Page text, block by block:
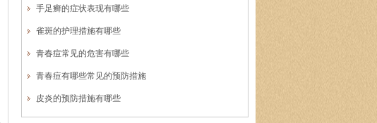
手足癣的症状表现有哪些
雀斑的护理措施有哪些
青春痘常见的危害有哪些
青春痘有哪些常见的预防措施
皮炎的预防措施有哪些